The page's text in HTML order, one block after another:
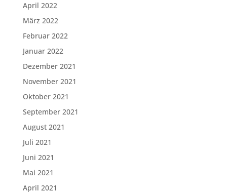
April 2022
März 2022
Februar 2022
Januar 2022
Dezember 2021
November 2021
Oktober 2021
September 2021
August 2021
Juli 2021
Juni 2021
Mai 2021
April 2021